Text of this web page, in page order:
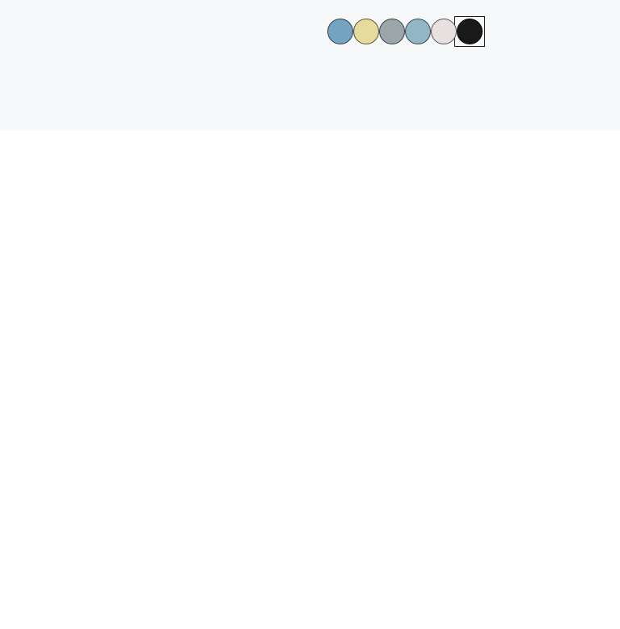
גלריית
צבעי